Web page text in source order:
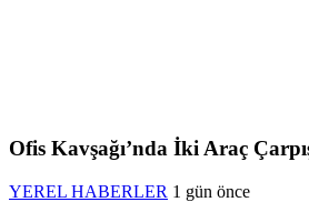
Ofis Kavşağı’nda İki Araç
YEREL HABERLER 1 gün önce